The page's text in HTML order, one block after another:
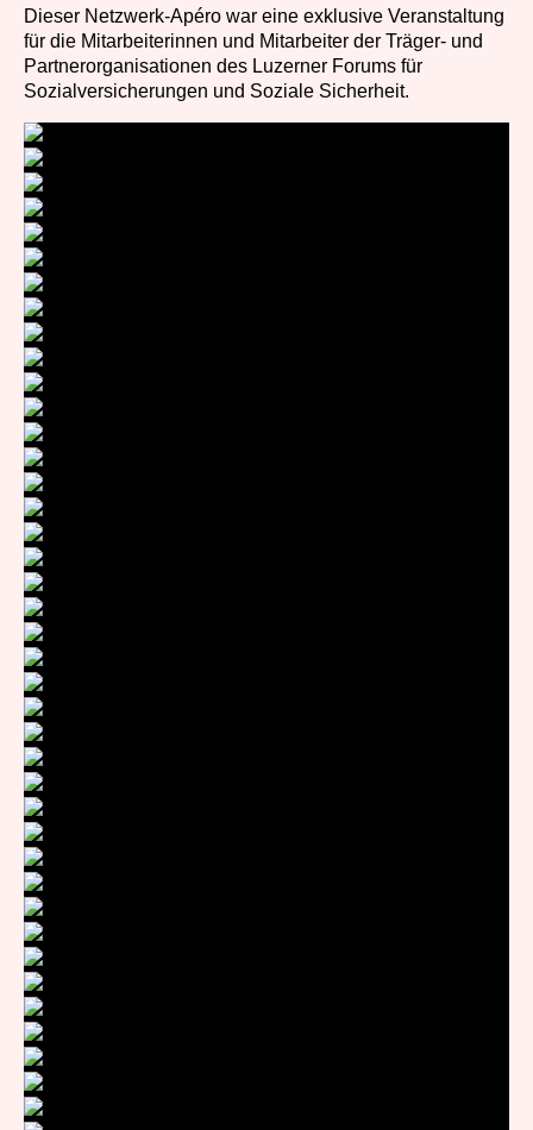
Dieser Netzwerk-Apéro war eine exklusive Veranstaltung
für die Mitarbeiterinnen und Mitarbeiter der Träger- und
Partnerorganisationen des Luzerner Forums für
Sozialversicherungen und Soziale Sicherheit.